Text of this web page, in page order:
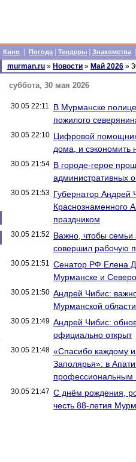
Кино Погода Тендеры Знакомства
murman.ru » Новости » Май 2026 »
суббота, 30 мая 2026
30.05 22:11
В Мурманске
пожилого
30.05 22:10 Цифровой помощник
дома, и сэкономить
30.05 21:54 В городе-герое
административных
30.05 21:53 Губернатор Андрей
Краснознаменного
праздником
30.05 21:52 Важно, чтобы семьи
совершил рабочую
30.05 21:51 Сенатор РФ Елена
Мурманске и
30.05 21:50 Андрей Чибис:
Мурманской
30.05 21:49 Андрей Чибис:
официально открыт
30.05 21:48 «Спасибо каждому
Заполярья»: в
профессиональным
30.05 21:47 С днём рождения,
честь 88-летия